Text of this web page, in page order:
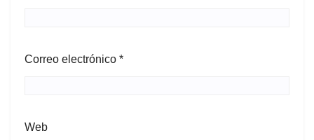
Correo electrónico *
Web